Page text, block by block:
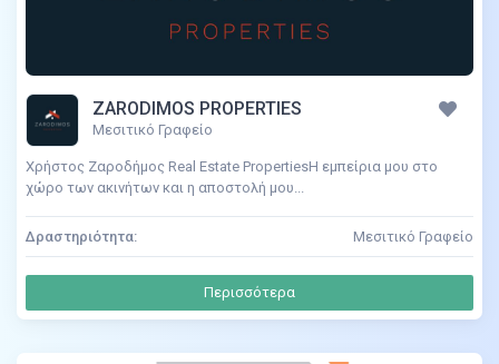
ZARODIMOS PROPERTIES
Μεσιτικό Γραφείο
Χρήστος Ζαροδήμος Real Estate PropertiesΗ εμπείρια μου στο
χώρο των ακινήτων και η αποστολή μου...
Δραστηριότητα: Μεσιτικό Γραφείο
Περισσότερα